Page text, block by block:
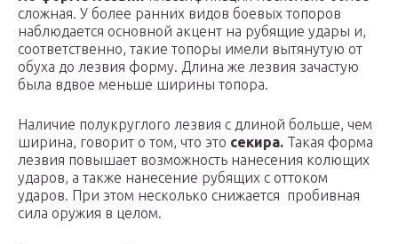
сложная. У более ранних видов боевых топоров
наблюдается основной акцент на рубящие удары и,
соответственно, такие топоры имели вытянутую от
обуха до лезвия форму. Длина же лезвия зачастую
была вдвое меньше ширины топора.
Наличие полукруглого лезвия с длиной больше, чем
ширина, говорит о том, что это секира. Такая форма
лезвия повышает возможность нанесения колющих
ударов, а также нанесение рубящих с оттоком
ударов. При этом несколько снижается пробивная
сила оружия в целом.